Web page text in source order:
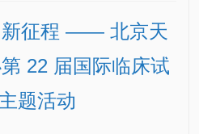
新征程 —— 北京天
22 届国际临床试
题活动